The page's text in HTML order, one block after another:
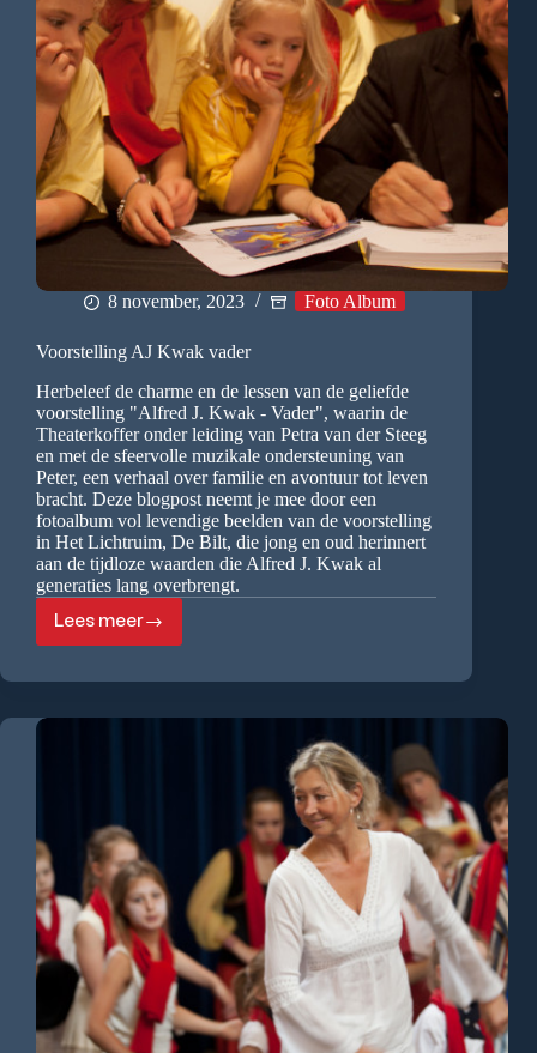
8 november, 2023 Foto Album
Voorstelling AJ Kwak vader
Herbeleef de charme en de lessen van de geliefde
voorstelling "Alfred J. Kwak - Vader", waarin de
Theaterkoffer onder leiding van Petra van der Steeg
en met de sfeervolle muzikale ondersteuning van
Peter, een verhaal over familie en avontuur tot leven
bracht. Deze blogpost neemt je mee door een
fotoalbum vol levendige beelden van de voorstelling
in Het Lichtruim, De Bilt, die jong en oud herinnert
aan de tijdloze waarden die Alfred J. Kwak al
generaties lang overbrengt.
Lees meerVoorstelling
AJ